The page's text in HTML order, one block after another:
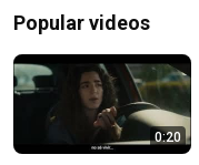
Popular videos
0:20